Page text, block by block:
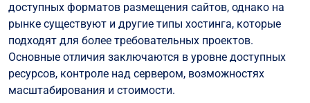
доступных форматов размещения сайтов, однако на
рынке существуют и другие типы хостинга, которые
подходят для более требовательных проектов.
Основные отличия заключаются в уровне доступных
ресурсов, контроле над сервером, возможностях
масштабирования и стоимости.